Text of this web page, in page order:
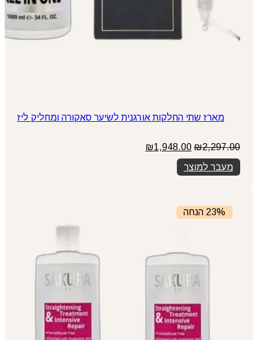
מארז שתי החלקות אורגנית לשיער סאקורה ומחליק ליז
₪2,297.00
המחיר
המקורי
היה:
₪2,297.00.
₪1,948.00
מעבר למוצר
23% הנחה